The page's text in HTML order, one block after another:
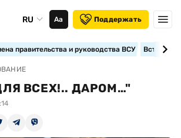
RU Аа Поддержать
правительства и руководства ВСУ
ВСЕХ!.. ДАРОМ…"